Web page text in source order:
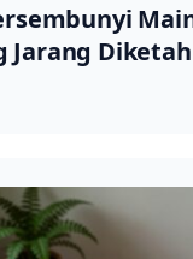
Jarang